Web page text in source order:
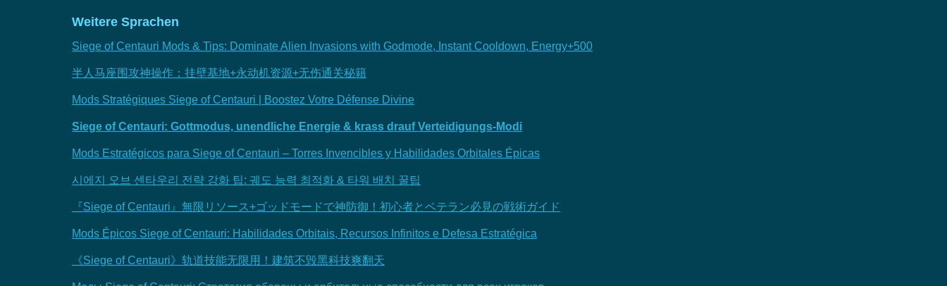
Weitere Sprachen
Siege of Centauri Mods & Tips: Dominate Alien Invasions with Godmode, Instant Cooldown, Energy+500
半人马座围攻神操作：挂壁基地+永动机资源+无伤通关秘籍
Mods Stratégiques Siege of Centauri | Boostez Votre Défense Divine
Siege of Centauri: Gottmodus, unendliche Energie & krass drauf Verteidigungs-Modi
Mods Estratégicos para Siege of Centauri – Torres Invencibles y Habilidades Orbitales Épicas
시에지 오브 센타우리 전략 강화 팁: 궤도 능력 최적화 & 타워 배치 꿀팁
『Siege of Centauri』無限リソース+ゴッドモードで神防御！初心者とベテラン必見の戦術ガイド
Mods Épicos Siege of Centauri: Habilidades Orbitais, Recursos Infinitos e Defesa Estratégica
《Siege of Centauri》轨道技能无限用！建筑不毁黑科技爽翻天